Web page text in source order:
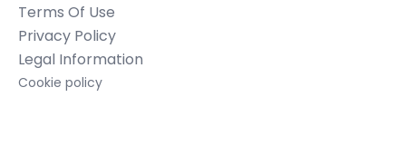
Terms Of Use
Privacy Policy
Legal Information
Cookie policy